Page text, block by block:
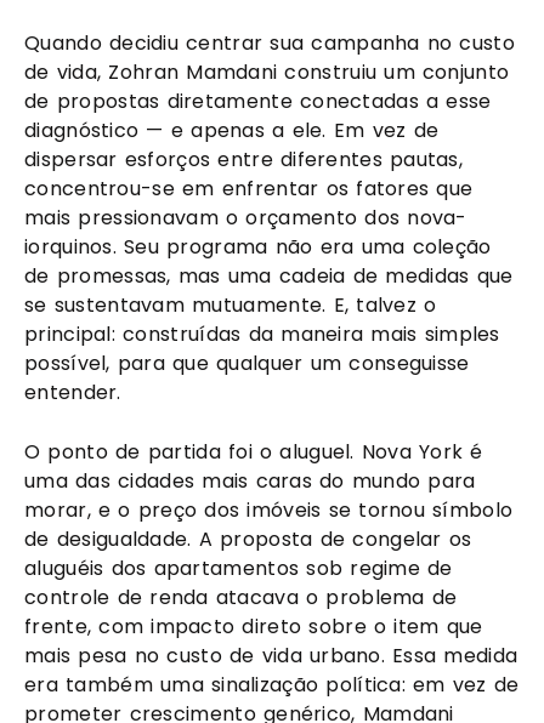
Quando decidiu centrar sua campanha no custo
de vida, Zohran Mamdani construiu um conjunto
de propostas diretamente conectadas a esse
diagnóstico — e apenas a ele. Em vez de
dispersar esforços entre diferentes pautas,
concentrou-se em enfrentar os fatores que
mais pressionavam o orçamento dos nova-
iorquinos. Seu programa não era uma coleção
de promessas, mas uma cadeia de medidas que
se sustentavam mutuamente. E, talvez o
principal: construídas da maneira mais simples
possível, para que qualquer um conseguisse
entender.
O ponto de partida foi o aluguel. Nova York é
uma das cidades mais caras do mundo para
morar, e o preço dos imóveis se tornou símbolo
de desigualdade. A proposta de congelar os
aluguéis dos apartamentos sob regime de
controle de renda atacava o problema de
frente, com impacto direto sobre o item que
mais pesa no custo de vida urbano. Essa medida
era também uma sinalização política: em vez de
prometer crescimento genérico, Mamdani